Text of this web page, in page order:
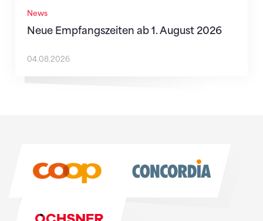
News
Neue Empfangszeiten ab 1. August 2026
04.08.2026